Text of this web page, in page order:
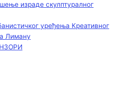
израде скулптуралног
уређења Креативног
Лиману